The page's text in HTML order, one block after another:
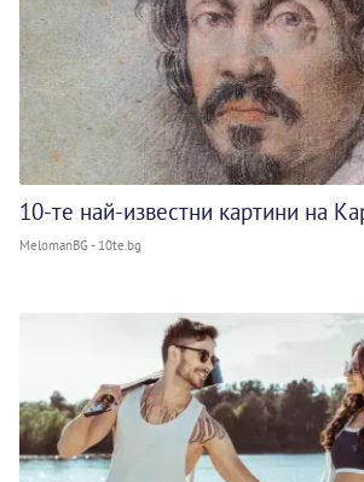
10-те най-известни картини на
MelomanBG - 10te.bg